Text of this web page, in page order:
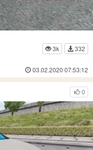
3k
332
03.02.2020 07:53:12
0